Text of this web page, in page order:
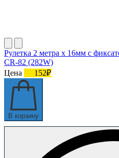
Рулетка 2 метра х 16мм с
CR-82 (282W)
Цена
152₽
В корзину